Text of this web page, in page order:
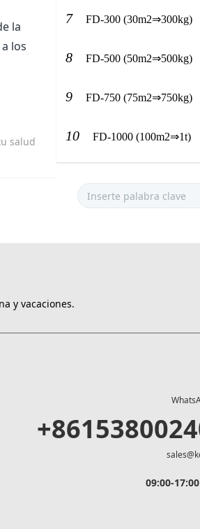
la
los
salud
7 FD-300 (30m2⇒300kg)
8 FD-500 (50m2⇒500kg)
9 FD-750 (75m2⇒750kg)
10 FD-1000 (100m2⇒1t)
y vacaciones.
09:00-